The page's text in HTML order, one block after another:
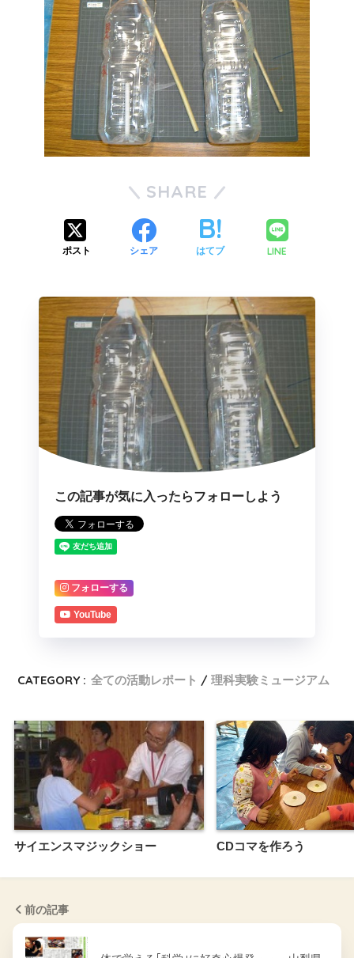
SHARE
ポスト シェア はてブ LINE
この記事が気に入ったらフォローしよう
フォローする
YouTube
CATEGORY : 全ての活動レポート 理科実験ミュージアム
サイエンスマジックショー CDコマを作ろう
前の記事